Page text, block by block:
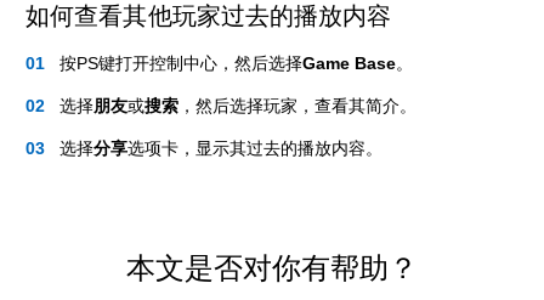
如何查看其他玩家过去的播放内容
按PS键打开控制中心，然后选择Game Base。
选择朋友或搜索 ，然后选择玩家，查看其简介。
选择分享选项卡，显示其过去的播放内容。
本文是否对你有帮助？